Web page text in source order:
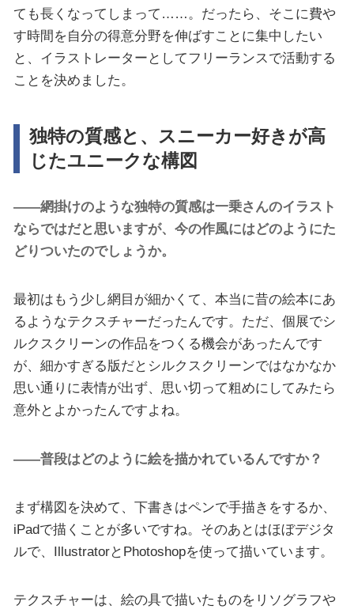
ても長くなってしまって……。だったら、そこに費や
す時間を自分の得意分野を伸ばすことに集中したい
と、イラストレーターとしてフリーランスで活動する
ことを決めました。
独特の質感と、スニーカー好きが高
じたユニークな構図
――網掛けのような独特の質感は一乗さんのイラスト
ならではだと思いますが、今の作風にはどのようにた
どりついたのでしょうか。
最初はもう少し網目が細かくて、本当に昔の絵本にあ
るようなテクスチャーだったんです。ただ、個展でシ
ルクスクリーンの作品をつくる機会があったんです
が、細かすぎる版だとシルクスクリーンではなかなか
思い通りに表情が出ず、思い切って粗めにしてみたら
意外とよかったんですよね。
――普段はどのように絵を描かれているんですか？
まず構図を決めて、下書きはペンで手描きをするか、
iPadで描くことが多いですね。そのあとはほぼデジタ
ルで、IllustratorとPhotoshopを使って描いています。
テクスチャーは、絵の具で描いたものをリソグラフや